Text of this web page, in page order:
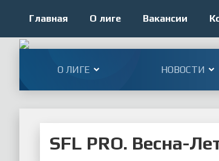
Главная О лиге Вакансии
О ЛИГЕ НОВОСТИ
SFL PRO. Весна-